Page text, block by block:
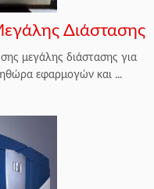
Διάστασης
μεγάλης διάστασης για
εφαρμογών και ...